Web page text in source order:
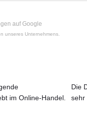
Tragarmführung und -
und Schließen
Das Trägergestänge und
und schließen Sombrano
Lenkstange neigen Sie
auf Google
unseres Unternehmens.
im Online-Handel.
Die
sehr